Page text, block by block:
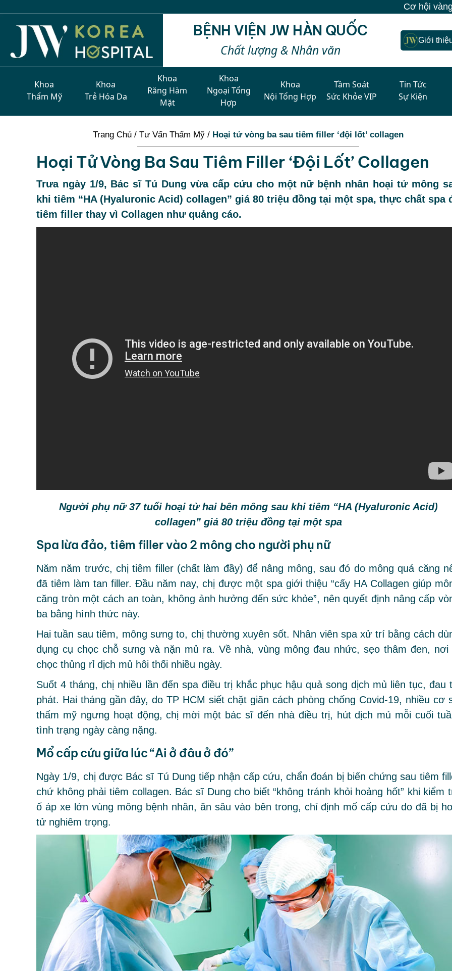
Cơ hội vàng - Thẩm mỹ chuẩn Hàn
BỆNH VIỆN JW HÀN QUỐC
Chất lượng & Nhân văn
Giới
Khoa
Thẩm Mỹ
Khoa
Trẻ Hóa Da
Khoa
Răng Hàm
Mặt
Khoa
Ngoại Tổng
Hợp
Khoa
Nội Tổng Hợp
Tầm Soát
Sức Khỏe VIP
Tin Tức
Sự Kiện
Trang Chủ / Tư Vấn Thẩm Mỹ / Hoại tử vòng ba sau tiêm filler ‘đội lốt’ collagen
Hoại Tử Vòng Ba Sau Tiêm Filler ‘đội Lốt’ Collagen
Trưa ngày 1/9, Bác sĩ Tú Dung vừa cấp cứu cho một nữ bệnh nhân hoại tử mông
khi tiêm “HA (Hyaluronic Acid) collagen” giá 80 triệu đồng tại một spa, thực chất spa
tiêm filler thay vì Collagen như quảng cáo.
Người phụ nữ 37 tuổi hoại tử hai bên mông sau khi tiêm “HA (Hyaluronic Acid)
collagen” giá 80 triệu đồng tại một spa
Spa lừa đảo, tiêm filler vào 2 mông cho người phụ nữ
Năm năm trước, chị tiêm filler (chất làm đầy) để nâng mông, sau đó do mông quá căng
đã tiêm làm tan filler. Đầu năm nay, chị được một spa giới thiệu “cấy HA Collagen giúp
căng tròn một cách an toàn, không ảnh hưởng đến sức khỏe”, nên quyết định nâng cấp
ba bằng hình thức này.
Hai tuần sau tiêm, mông sưng to, chị thường xuyên sốt. Nhân viên spa xử trí bằng cách
dụng cụ chọc chỗ sưng và nặn mủ ra. Về nhà, vùng mông đau nhức, sẹo thâm đen, nơi
chọc thủng rỉ dịch mủ hôi thối nhiều ngày.
Suốt 4 tháng, chị nhiều lần đến spa điều trị khắc phục hậu quả song dịch mủ liên tục, đau
phát. Hai tháng gần đây, do TP HCM siết chặt giãn cách phòng chống Covid-19, nhiều cơ
thẩm mỹ ngưng hoạt động, chị mời một bác sĩ đến nhà điều trị, hút dịch mủ mỗi cuối
tình trạng ngày càng nặng.
Mổ cấp cứu giữa lúc “Ai ở đâu ở đó”
Ngày 1/9, chị được Bác sĩ Tú Dung tiếp nhận cấp cứu, chẩn đoán bị biến chứng sau tiêm
chứ không phải tiêm collagen. Bác sĩ Dung cho biết “không tránh khỏi hoảng hốt” khi kiểm
ổ áp xe lớn vùng mông bệnh nhân, ăn sâu vào bên trong, chỉ định mổ cấp cứu do đã bị
tử nghiêm trọng.